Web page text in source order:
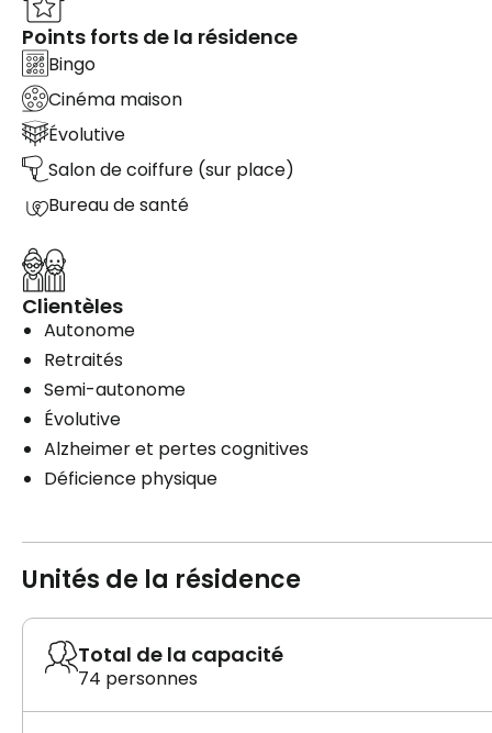
Points forts de la résidence
Bingo
Cinéma maison
Évolutive
Salon de coiffure (sur place)
Bureau de santé
Clientèles
Autonome
Retraités
Semi-autonome
Évolutive
Alzheimer et pertes cognitives
Déficience physique
Unités de la résidence
Total de la capacité
74 personnes